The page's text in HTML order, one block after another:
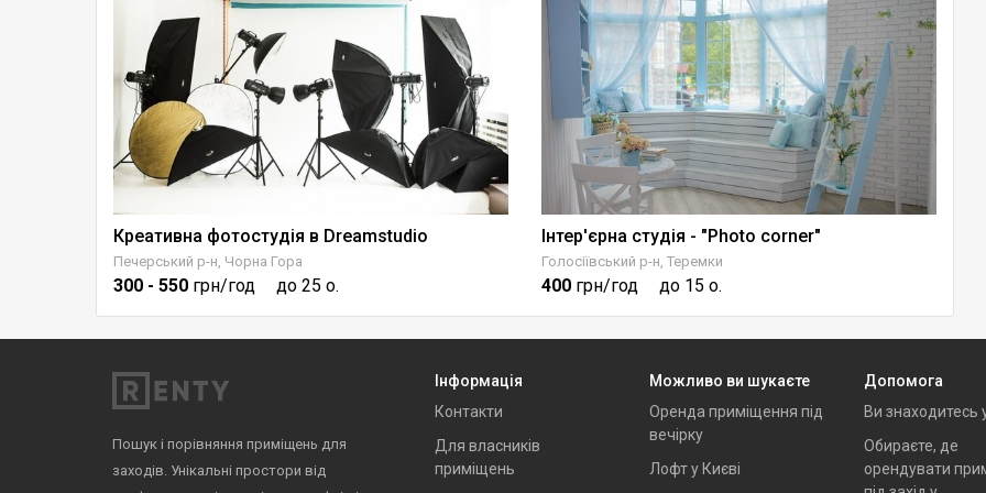
Креативна фотостудія в Dreamstudio
Печерський р-н, Чорна Гора
300 - 550 грн/год до 25 о.
Інтер'єрна студія - "Photo corner"
Голосіївський р-н, Теремки
400 грн/год до 15 о.
Пошук і порівняння приміщень для
заходів. Унікальні простори від
Інформація
Контакти
Для власників
приміщень
Можливо ви шукаєте
Оренда приміщення під
вечірку
Лофт у Києві
Допомога
Ви знаходитесь
Обираєте, де
орендувати